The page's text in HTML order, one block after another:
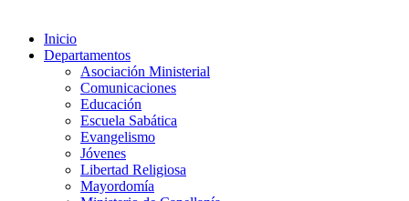
Inicio
Departamentos
Asociación Ministerial
Comunicaciones
Educación
Escuela Sabática
Evangelismo
Jóvenes
Libertad Religiosa
Mayordomía